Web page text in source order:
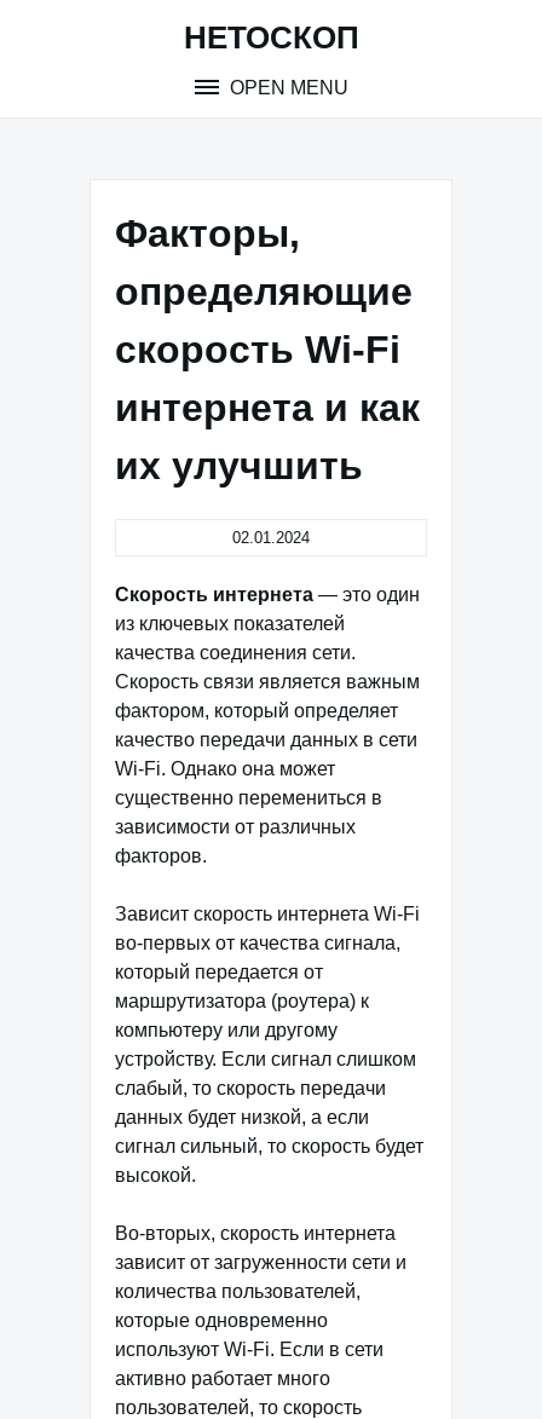
НЕТОСКОП
OPEN MENU
Факторы,
определяющие
скорость Wi-Fi
интернета и как
их улучшить
02.01.2024
Скорость интернета — это один
из ключевых показателей
качества соединения сети.
Скорость связи является важным
фактором, который определяет
качество передачи данных в сети
Wi-Fi. Однако она может
существенно перемениться в
зависимости от различных
факторов.
Зависит скорость интернета Wi-Fi
во-первых от качества сигнала,
который передается от
маршрутизатора (роутера) к
компьютеру или другому
устройству. Если сигнал слишком
слабый, то скорость передачи
данных будет низкой, а если
сигнал сильный, то скорость будет
высокой.
Во-вторых, скорость интернета
зависит от загруженности сети и
количества пользователей,
которые одновременно
используют Wi-Fi. Если в сети
активно работает много
пользователей, то скорость